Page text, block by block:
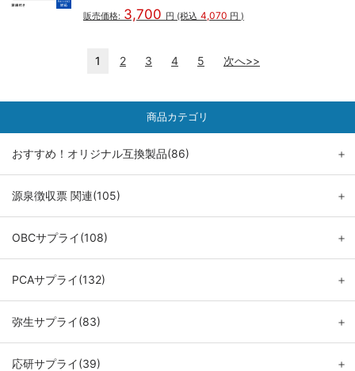
販売価格: 3,700 円 (税込 4,070 円 )
1 2 3 4 5 次へ>>
商品カテゴリ
おすすめ！オリジナル互換製品(86) ＋
源泉徴収票 関連(105) ＋
OBCサプライ(108) ＋
PCAサプライ(132) ＋
弥生サプライ(83) ＋
応研サプライ(39) ＋